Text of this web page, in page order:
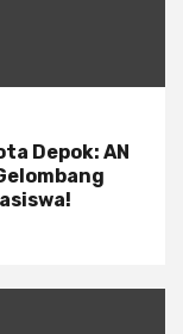
Depok: AN